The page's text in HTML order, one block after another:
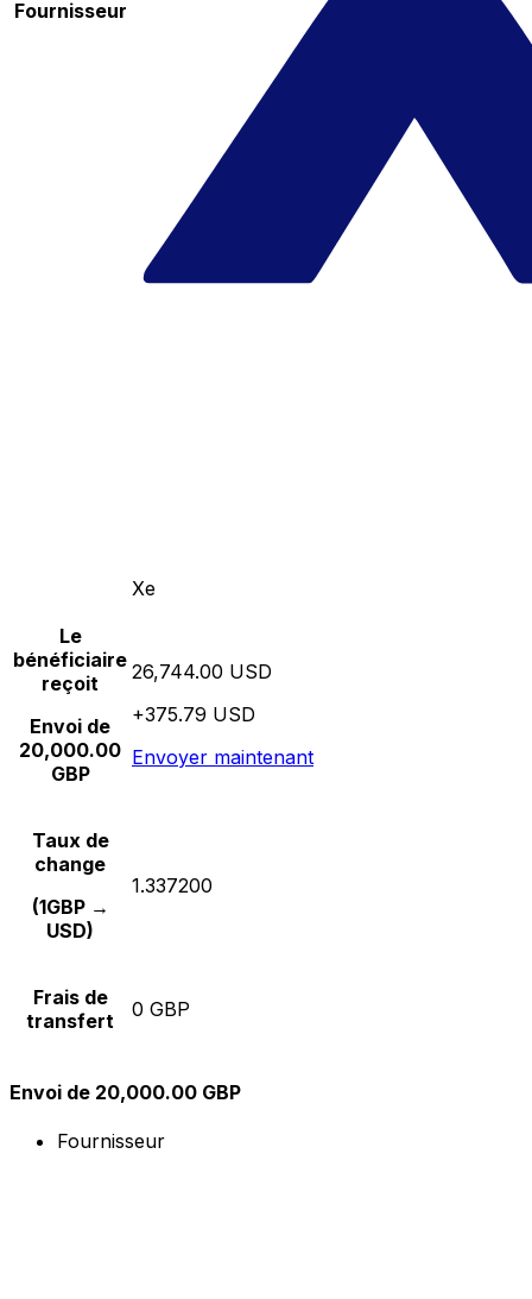
Fournisseur
Xe
Le
bénéficiaire
reçoit
Envoi de
20,000.00
GBP
26,744.00 USD
+375.79 USD
Envoyer maintenant
Taux de
change
(1GBP →
USD)
1.337200
Frais de
transfert
0 GBP
Envoi de 20,000.00 GBP
Fournisseur